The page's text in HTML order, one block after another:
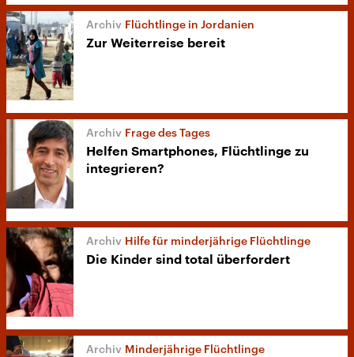
Flüchtlinge in Jordanien
Zur Weiterreise bereit
Frage des Tages
Helfen Smartphones, Flüchtlinge zu
integrieren?
Hilfe für minderjährige Flüchtlinge
Die Kinder sind total überfordert
Minderjährige Flüchtlinge